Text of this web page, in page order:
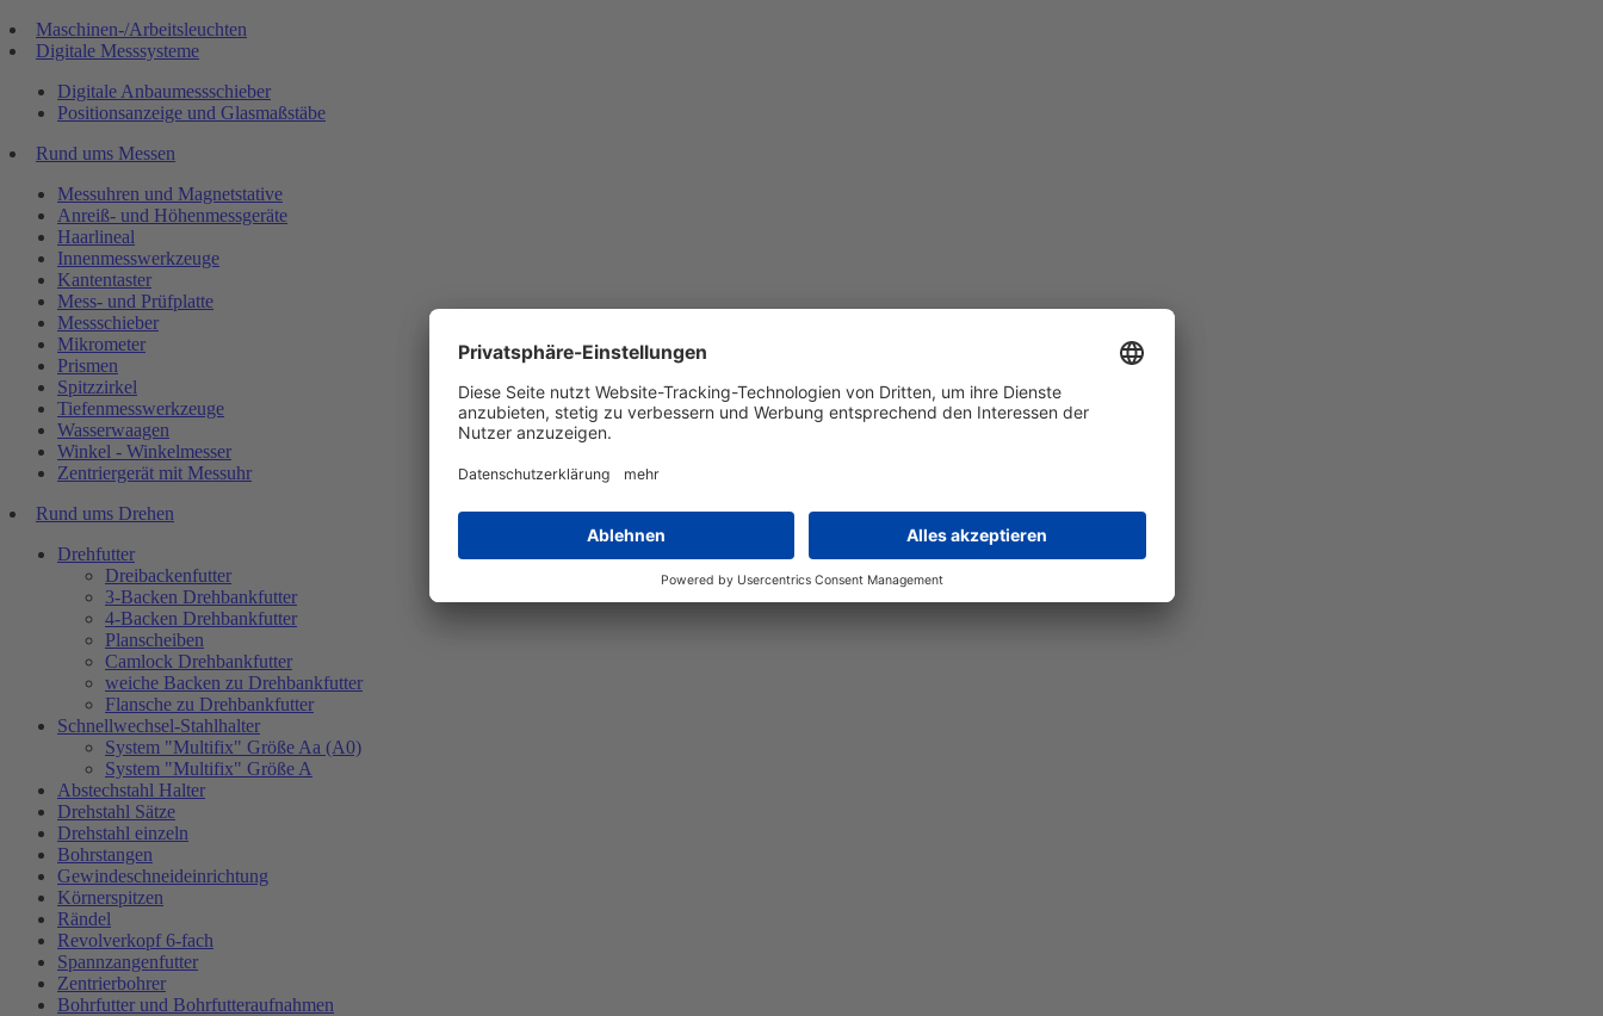
Maschinen-/Arbeitsleuchten
Digitale Messsysteme
Digitale Anbaumessschieber
Positionsanzeige und Glasmaßstäbe
Rund ums Messen
Messuhren und Magnetstative
Anreiß- und Höhenmessgeräte
Haarlineal
Innenmesswerkzeuge
Kantentaster
Mess- und Prüfplatte
Messschieber
Mikrometer
Prismen
Spitzzirkel
Tiefenmesswerkzeuge
Wasserwaagen
Winkel - Winkelmesser
Zentriergerät mit Messuhr
Rund ums Drehen
Drehfutter
Dreibackenfutter
3-Backen Drehbankfutter
4-Backen Drehbankfutter
Planscheiben
Camlock Drehbankfutter
weiche Backen zu Drehbankfutter
Flansche zu Drehbankfutter
Schnellwechsel-Stahlhalter
System "Multifix" Größe Aa (A0)
System "Multifix" Größe A
Abstechstahl Halter
Drehstahl Sätze
Drehstahl einzeln
Bohrstangen
Gewindeschneideinrichtung
Körnerspitzen
Rändel
Revolverkopf 6-fach
Spannzangenfutter
Zentrierbohrer
Bohrfutter und Bohrfutteraufnahmen